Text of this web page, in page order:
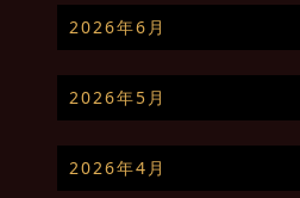
2026年6月
2026年5月
2026年4月